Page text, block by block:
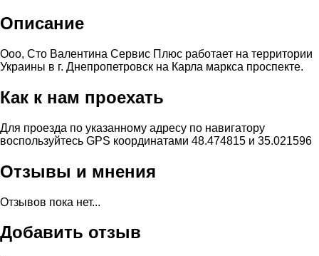
Описание
Ооо, Сто Валентина Сервис Плюс работает на территории
Украины в г. Днепропетровск на Карла маркса проспекте.
Как к нам проехать
Для проезда по указанному адресу по навигатору
воспользуйтесь GPS координатами 48.474815 и 35.021596
Отзывы и мнения
Отзывов пока нет...
Добавить отзыв